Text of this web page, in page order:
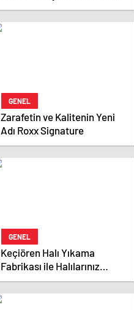
Ne Kadar
GENEL
Zarafetin ve Kalitenin Yeni
Adı Roxx Signature
GENEL
Keçiören Halı Yıkama
Fabrikası ile Halılarınız
Güvende